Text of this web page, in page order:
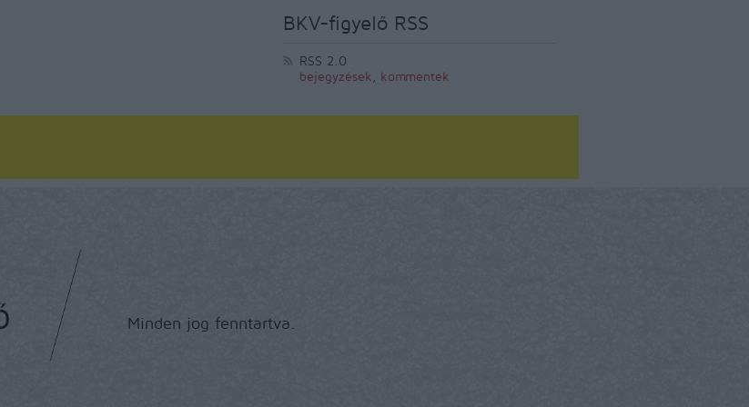
BKV-figyelő RSS
RSS 2.0
bejegyzések
kommentek
Minden jog fenntartva.